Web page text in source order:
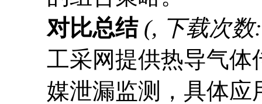
对比总结 (, 下载次数
工采网提供热导气体
媒泄漏监测，具体应